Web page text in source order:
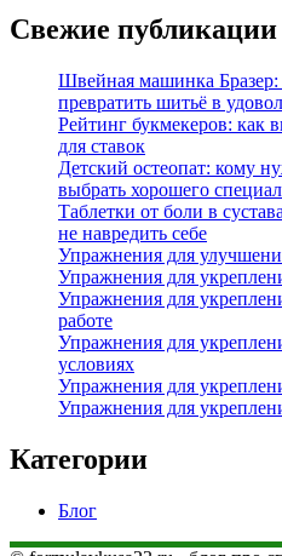
Свежие публикации
Швейная машинка
превратить шитьё в
Рейтинг букмекеров: как
для ставок
Детский остеопат: кому
выбрать хорошего
Таблетки от боли в
не навредить себе
Упражнения для
Упражнения для
Упражнения для
работе
Упражнения для
условиях
Упражнения для
Упражнения для
Категории
Блог